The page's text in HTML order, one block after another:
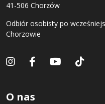
41-506 Chorzów
Odbiór osobisty po
Chorzowie
O nas